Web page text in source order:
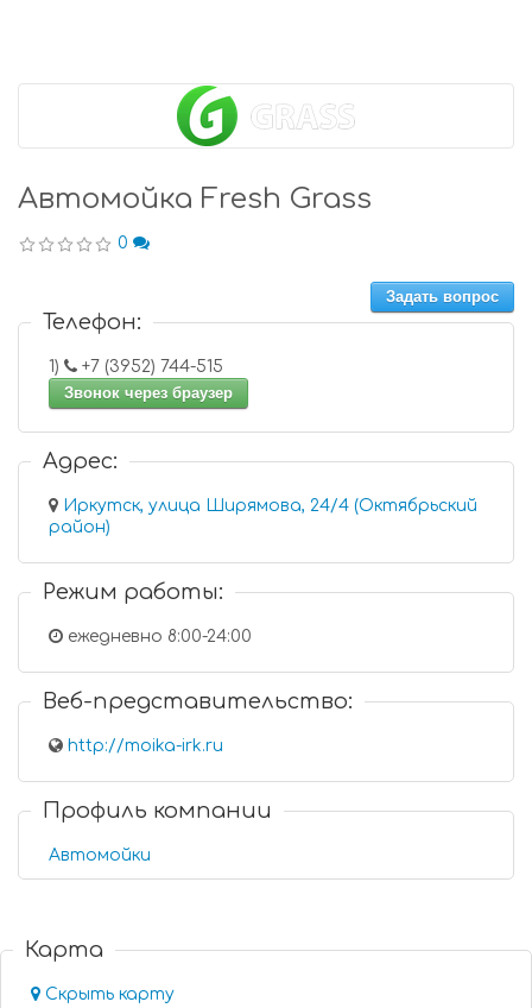
Автомойка Fresh Grass
0
Задать вопрос
Телефон:
1)
+7 (3952) 744-515
Звонок через браузер
Адрес:
Иркутск, улица Ширямова, 24/4 (Октябрьский
район)
Режим работы:
ежедневно 8:00-24:00
Веб-представительство:
http://moika-irk.ru
Профиль компании
Автомойки
Карта
Скрыть карту